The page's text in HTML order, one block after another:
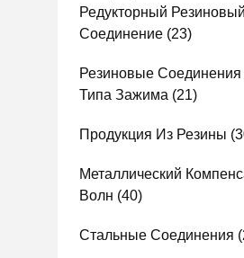
Редукторный Резиновый
Соединение (23)
Резиновые Соединения
Типа Зажима (21)
Продукция Из Резины
Металлический
Волн (40)
Стальные Соединения